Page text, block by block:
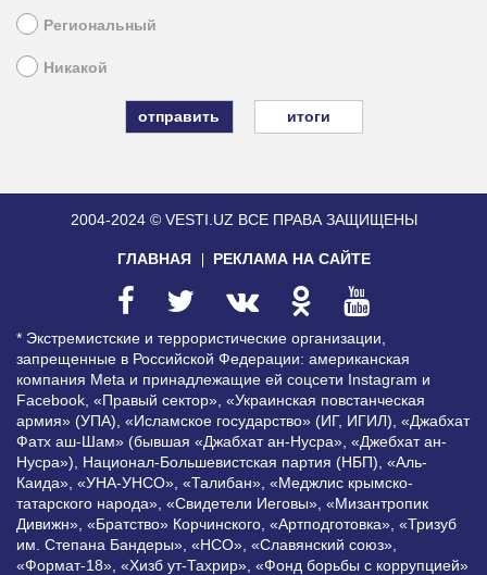
Региональный
Никакой
итоги
2004-2024 © VESTI.UZ ВСЕ ПРАВА ЗАЩИЩЕНЫ
ГЛАВНАЯ РЕКЛАМА НА САЙТЕ
* Экстремистские и террористические организации,
запрещенные в Российской Федерации: американская
компания Meta и принадлежащие ей соцсети Instagram и
Facebook, «Правый сектор», «Украинская повстанческая
армия» (УПА), «Исламское государство» (ИГ, ИГИЛ), «Джабхат
Фатх аш-Шам» (бывшая «Джабхат ан-Нусра», «Джебхат ан-
Нусра»), Национал-Большевистская партия (НБП), «Аль-
Каида», «УНА-УНСО», «Талибан», «Меджлис крымско-
татарского народа», «Свидетели Иеговы», «Мизантропик
Дивижн», «Братство» Корчинского, «Артподготовка», «Тризуб
им. Степана Бандеры», «НСО», «Славянский союз»,
«Формат-18», «Хизб ут-Тахрир», «Фонд борьбы с коррупцией»